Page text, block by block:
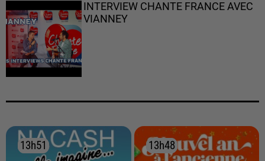
INTERVIEW CHANTE FRANCE AVEC
VIANNEY
13h51
13h51 13h48
13h48